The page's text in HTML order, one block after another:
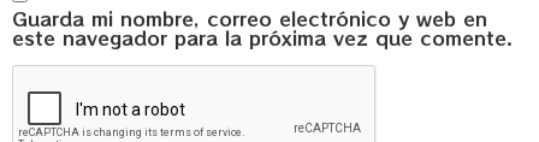
Guarda mi nombre, correo electrónico y web en
este navegador para la próxima vez que comente.